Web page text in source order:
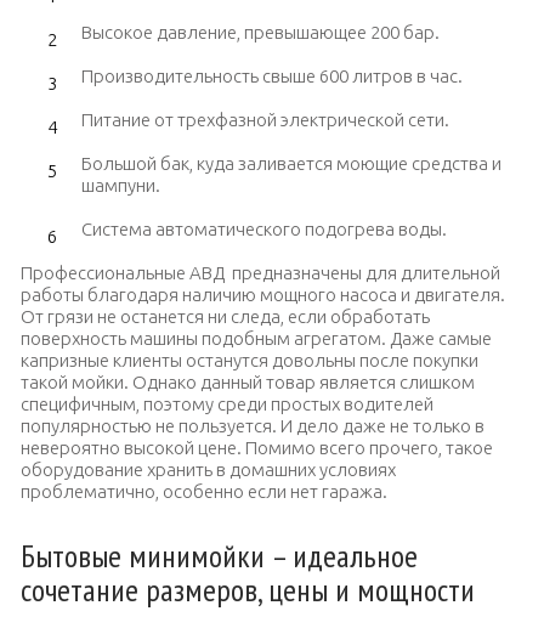
Высокое давление, превышающее 200 бар.
Производительность свыше 600 литров в час.
Питание от трехфазной электрической сети.
Большой бак, куда заливается моющие средства и
шампуни.
Система автоматического подогрева воды.
Профессиональные АВД предназначены для длительной
работы благодаря наличию мощного насоса и двигателя.
От грязи не останется ни следа, если обработать
поверхность машины подобным агрегатом. Даже самые
капризные клиенты останутся довольны после покупки
такой мойки. Однако данный товар является слишком
специфичным, поэтому среди простых водителей
популярностью не пользуется. И дело даже не только в
невероятно высокой цене. Помимо всего прочего, такое
оборудование хранить в домашних условиях
проблематично, особенно если нет гаража.
Бытовые минимойки – идеальное
сочетание размеров, цены и мощности